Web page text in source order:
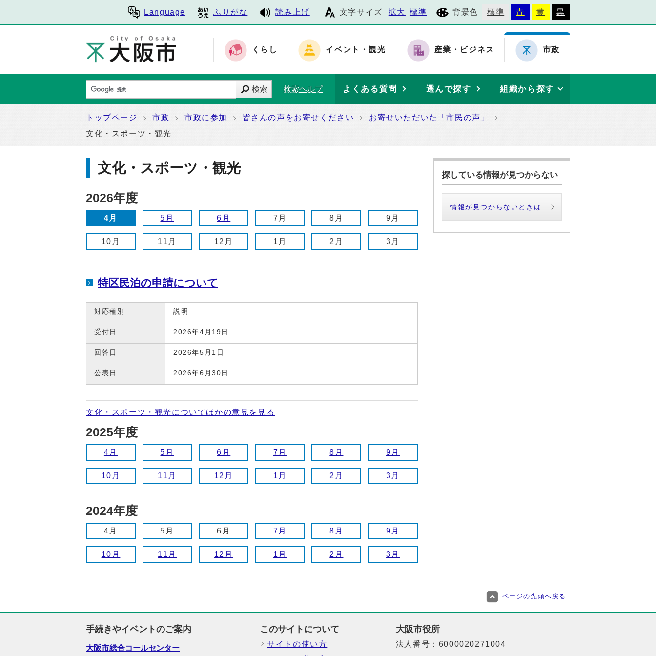
Language ふりがな 読み上げ 文字サイズ 拡大 標準 背景色 標準 青 黄 黒
くらし イベント・観光 産業・ビジネス 市政
検索 検索ヘルプ よくある質問 選んで探す 組織から探す
トップページ 市政 市政に参加 皆さんの声をお寄せください
お寄せいただいた「市民の声」
文化・スポーツ・観光
文化・スポーツ・観光
2026年度
4月 5月 6月 7月 8月 9月
10月 11月 12月 1月 2月 3月
特区民泊の申請について
対応種別 説明
受付日 2026年4月19日
回答日 2026年5月1日
公表日 2026年6月30日
文化・スポーツ・観光についてほかの意見を見る
2025年度
4月 5月 6月 7月 8月 9月
10月 11月 12月 1月 2月 3月
2024年度
4月 5月 6月 7月 8月 9月
10月 11月 12月 1月 2月 3月
探している情報が見つからない
情報が見つからないときは
ページの先頭へ戻る
手続きやイベントのご案内
大阪市総合コールセンター
このサイトについて
サイトの使い方
大阪市役所
法人番号：6000020271004